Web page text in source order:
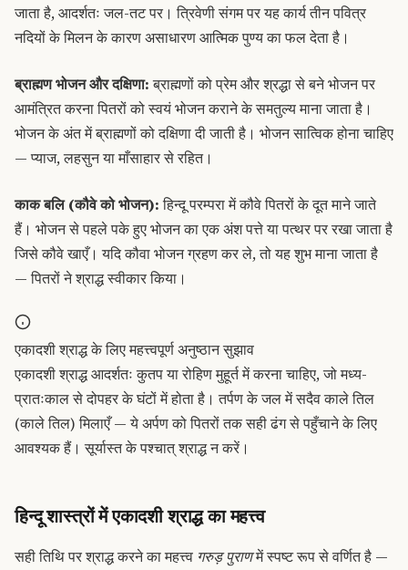
जाता है, आदर्शतः जल-तट पर। त्रिवेणी संगम पर यह कार्य तीन पवित्र
नदियों के मिलन के कारण असाधारण आत्मिक पुण्य का फल देता है।
ब्राह्मण भोजन और दक्षिणा:ब्राह्मणों को प्रेम और श्रद्धा से बने भोजन पर
आमंत्रित करना पितरों को स्वयं भोजन कराने के समतुल्य माना जाता है।
भोजन के अंत में ब्राह्मणों को दक्षिणा दी जाती है। भोजन सात्विक होना चाहिए
— प्याज, लहसुन या माँसाहार से रहित।
काक बलि (कौवे को भोजन):हिन्दू परम्परा में कौवे पितरों के दूत माने जाते
हैं। भोजन से पहले पके हुए भोजन का एक अंश पत्ते या पत्थर पर रखा जाता है
जिसे कौवे खाएँ। यदि कौवा भोजन ग्रहण कर ले, तो यह शुभ माना जाता है
— पितरों ने श्राद्ध स्वीकार किया।
एकादशी श्राद्ध के लिए महत्त्वपूर्ण अनुष्ठान सुझाव
एकादशी श्राद्ध आदर्शतः कुतप या रोहिण मुहूर्त में करना चाहिए, जो मध्य-
प्रातःकाल से दोपहर के घंटों में होता है। तर्पण के जल में सदैव काले तिल
(काले तिल) मिलाएँ — ये अर्पण को पितरों तक सही ढंग से पहुँचाने के लिए
आवश्यक हैं। सूर्यास्त के पश्चात् श्राद्ध न करें।
हिन्दू शास्त्रों में एकादशी श्राद्ध का महत्त्व
सही तिथि पर श्राद्ध करने का महत्त्व गरुड़ पुराणमें स्पष्ट रूप से वर्णित है —